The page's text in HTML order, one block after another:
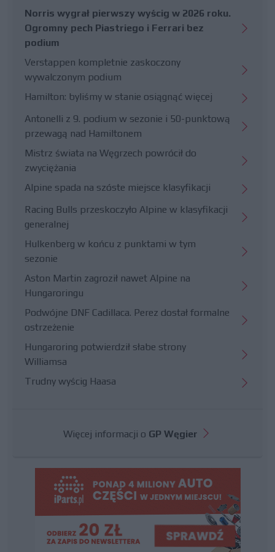
Norris wygrał pierwszy wyścig w 2026 roku.
Ogromny pech Piastriego i Ferrari bez
podium
Verstappen kompletnie zaskoczony
wywalczonym podium
Hamilton: byliśmy w stanie osiągnąć więcej
Antonelli z 9. podium w sezonie i 50-punktową
przewagą nad Hamiltonem
Mistrz świata na Węgrzech powrócił do
zwyciężania
Alpine spada na szóste miejsce klasyfikacji
Racing Bulls przeskoczyło Alpine w klasyfikacji
generalnej
Hulkenberg w końcu z punktami w tym
sezonie
Aston Martin zagroził nawet Alpine na
Hungaroringu
Podwójne DNF Cadillaca. Perez dostał formalne
ostrzeżenie
Hungaroring potwierdził słabe strony
Williamsa
Trudny wyścig Haasa
Więcej informacji o GP Węgier